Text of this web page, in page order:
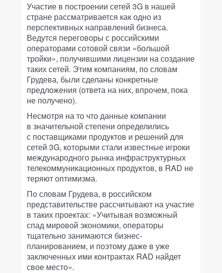
Участие в построении сетей 3G в нашей
стране рассматривается как одно из
перспективных направлений бизнеса.
Ведутся переговоры с российскими
операторами сотовой связи «большой
тройки», получившими лицензии на создание
таких сетей. Этим компаниям, по словам
Грудева, были сделаны конкретные
предложения (ответа на них, впрочем, пока
не получено).
Несмотря на то что данные компании
в значительной степени определились
с поставщиками продуктов и решений для
сетей 3G, которыми стали известные игроки
международного рынка инфраструктурных
телекоммуникационных продуктов, в RAD не
теряют оптимизма.
По словам Грудева, в российском
представительстве рассчитывают на участие
в таких проектах: «Учитывая возможный
спад мировой экономики, операторы
тщательно занимаются бизнес-
планированием, и поэтому даже в уже
заключенных ими контрактах RAD найдет
свое место».